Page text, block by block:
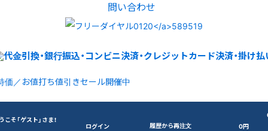
問い合わせ
価／お値打ち値引きセール開催中
こそ「ゲスト」さま！
ログイン 履歴から再注文
0円